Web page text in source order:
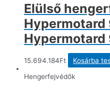
Elülső
Hypermotard
Hypermotard
15.694.184Ft Kosárba
Hengerfejvédők